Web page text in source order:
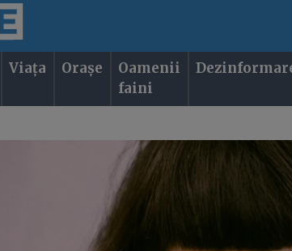
Viața Orașe
Oamenii
faini